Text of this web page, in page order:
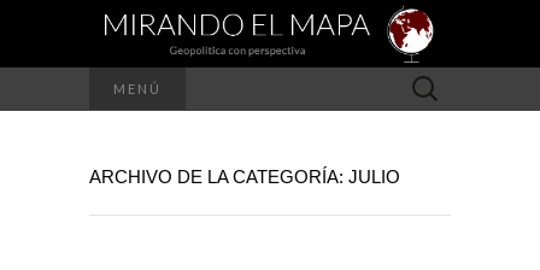
MENÚ Buscar:
ARCHIVO DE LA CATEGORÍA: JULIO